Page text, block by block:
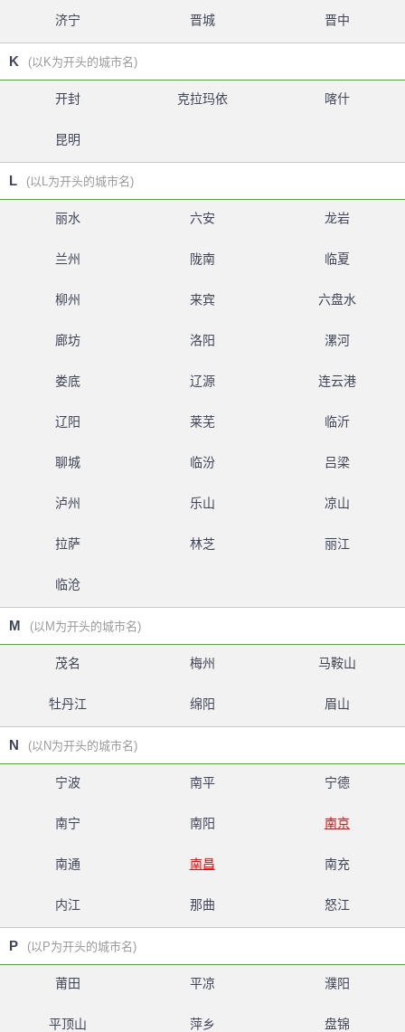
济宁 晋城 晋中
K (以K为开头的城市名)
开封 克拉玛依 喀什
昆明
L (以L为开头的城市名)
丽水 六安 龙岩
兰州 陇南 临夏
柳州 来宾 六盘水
廊坊 洛阳 漯河
娄底 辽源 连云港
辽阳 莱芜 临沂
聊城 临汾 吕梁
泸州 乐山 凉山
拉萨 林芝 丽江
临沧
M (以M为开头的城市名)
茂名 梅州 马鞍山
牡丹江 绵阳 眉山
N (以N为开头的城市名)
宁波 南平 宁德
南宁 南阳 南京
南通 南昌 南充
内江 那曲 怒江
P (以P为开头的城市名)
莆田 平凉 濮阳
平顶山 萍乡 盘锦